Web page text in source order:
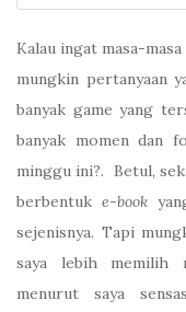
Kalau ingat masa-
mungkin pertanyaan
banyak game yang
banyak momen dan
minggu ini?.
Betul,
berbentuk e-book
sejenisnya. Tapi
saya lebih memilih
menurut saya